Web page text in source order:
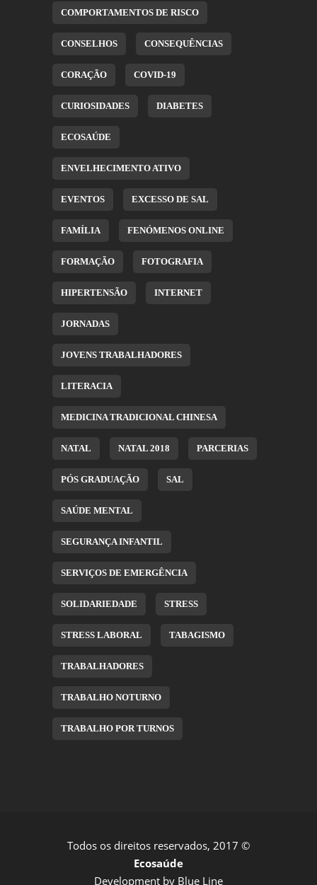
COMPORTAMENTOS DE RISCO
CONSELHOS CONSEQUÊNCIAS
CORAÇÃO COVID-19
CURIOSIDADES DIABETES
ECOSAÚDE
ENVELHECIMENTO ATIVO
EVENTOS EXCESSO DE SAL
FAMÍLIA FENÓMENOS ONLINE
FORMAÇÃO FOTOGRAFIA
HIPERTENSÃO INTERNET
JORNADAS
JOVENS TRABALHADORES
LITERACIA
MEDICINA TRADICIONAL CHINESA
NATAL NATAL 2018 PARCERIAS
PÓS GRADUAÇÃO SAL
SAÚDE MENTAL
SEGURANÇA INFANTIL
SERVIÇOS DE EMERGÊNCIA
SOLIDARIEDADE STRESS
STRESS LABORAL TABAGISMO
TRABALHADORES
TRABALHO NOTURNO
TRABALHO POR TURNOS
Todos os direitos reservados, 2017 ©
Ecosaúde
Development by Blue Line